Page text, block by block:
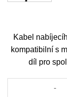
Kabel
kompatibilní s
díl pro
Xiaomi Mi5 Max